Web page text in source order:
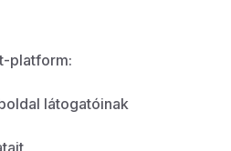
platform:
látogatóinak